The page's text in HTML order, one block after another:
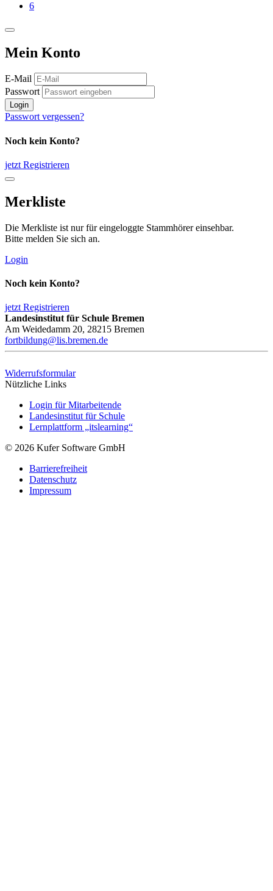
6
Mein Konto
E-Mail
Passwort
Login
Passwort vergessen?
Noch kein Konto?
jetzt Registrieren
Merkliste
Die Merkliste ist nur für eingeloggte Stammhörer einsehbar.
Bitte melden Sie sich an.
Login
Noch kein Konto?
jetzt Registrieren
Landesinstitut für Schule Bremen
Am Weidedamm 20, 28215 Bremen
fortbildung@lis.bremen.de
Widerrufsformular
Nützliche Links
Login für Mitarbeitende
Landesinstitut für Schule
Lernplattform „itslearning“
© 2026 Kufer Software GmbH
Barrierefreiheit
Datenschutz
Impressum